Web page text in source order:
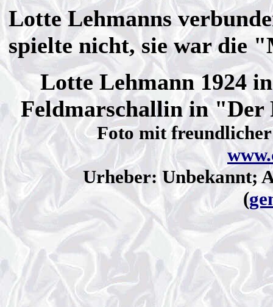
Lotte Lehmanns
spielte nicht, sie war die
Lotte Lehmann 1924
Feldmarschallin in "Der
Foto mit
Urheber: Unbekannt;
(